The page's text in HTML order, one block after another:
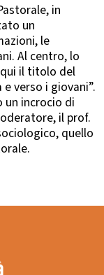
in
un
le
Al centro, lo
il titolo del
verso i giovani”.
un incrocio di
il prof.
quello